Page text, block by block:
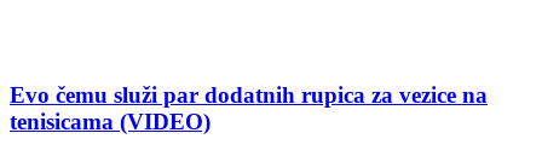
Evo čemu služi par dodatnih rupica za vezice na
tenisicama (VIDEO)